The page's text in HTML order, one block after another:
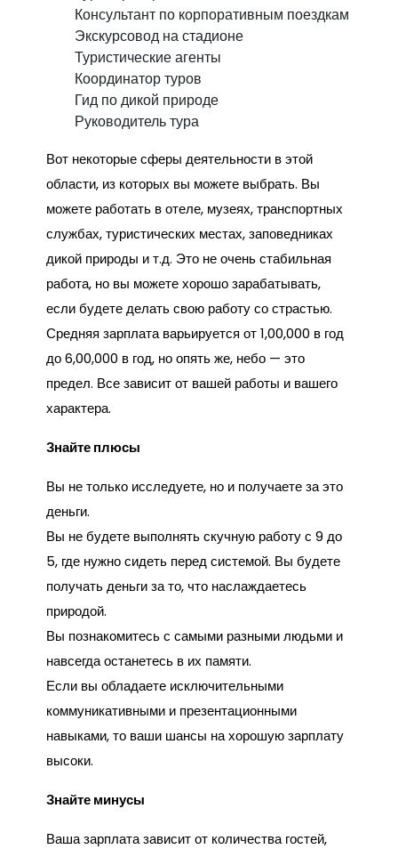
Консультант по корпоративным поездкам
Экскурсовод на стадионе
Туристические агенты
Координатор туров
Гид по дикой природе
Руководитель тура
Вот некоторые сферы деятельности в этой
области, из которых вы можете выбрать. Вы
можете работать в отеле, музеях, транспортных
службах, туристических местах, заповедниках
дикой природы и т.д. Это не очень стабильная
работа, но вы можете хорошо зарабатывать,
если будете делать свою работу со страстью.
Средняя зарплата варьируется от ₹1,00,000 в год
до ₹6,00,000 в год, но опять же, небо — это
предел. Все зависит от вашей работы и вашего
характера.
Знайте плюсы
Вы не только исследуете, но и получаете за это
деньги.
Вы не будете выполнять скучную работу с 9 до
5, где нужно сидеть перед системой. Вы будете
получать деньги за то, что наслаждаетесь
природой.
Вы познакомитесь с самыми разными людьми и
навсегда останетесь в их памяти.
Если вы обладаете исключительными
коммуникативными и презентационными
навыками, то ваши шансы на хорошую зарплату
высоки.
Знайте минусы
Ваша зарплата зависит от количества гостей,